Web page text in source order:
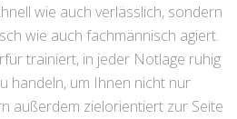
wie auch verlässlich, sondern
wie auch fachmännisch agiert.
trainiert, in jeder Notlage ruhig
handeln, um Ihnen nicht nur
außerdem zielorientiert zur Seite